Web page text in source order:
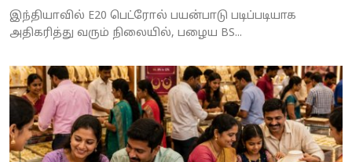
இந்தியாவில் E20 பெட்ரோல் பயன்பாடு படிப்படியாக
அதிகரித்து வரும் நிலையில், பழைய BS...